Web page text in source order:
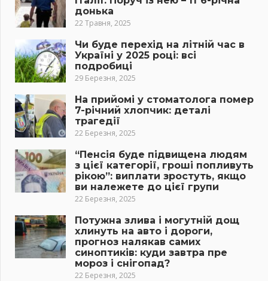
донька
22 Травня, 2025
Чи буде перехід на літній час в
Україні у 2025 році: всі
подробиці
29 Березня, 2025
На прийомі у стоматолога помер
7-річний хлопчик: деталі
трагедії
22 Березня, 2025
“Пенсія буде підвищена людям
з цієї категорії, гроші попливуть
рікою”: виплати зростуть, якщо
ви належете до цієї групи
22 Березня, 2025
Потужна злива і могутній дощ
хлинуть на авто і дороги,
прогноз налякав самих
синоптиків: куди завтра пре
мороз і снігопад?
22 Березня, 2025